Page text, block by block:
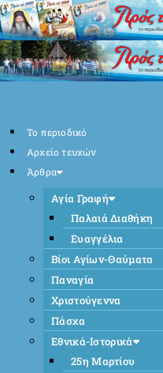
Skip
to
content
Το περιοδικό
Αρχείο τευχών
Άρθρα
Αγία Γραφή
Παλαιά Διαθήκη
Ευαγγέλια
Βίοι Αγίων-Θαύματα
Παναγία
Χριστούγεννα
Πάσχα
Εθνικά-Ιστορικά
25η Μαρτίου